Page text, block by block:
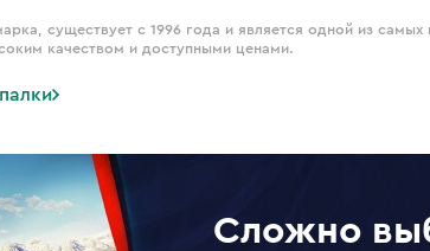
существует с 1996 года и является одной из
качеством и доступными ценами.
Сложно